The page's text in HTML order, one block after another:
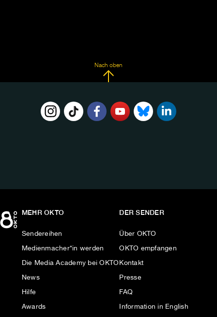
Nach oben
MEHR OKTO
Sendereihen
Medienmacher*in werden
Die Media Academy bei OKTO
News
Hilfe
Awards
DER SENDER
Über OKTO
OKTO empfangen
Kontakt
Presse
FAQ
Information in English